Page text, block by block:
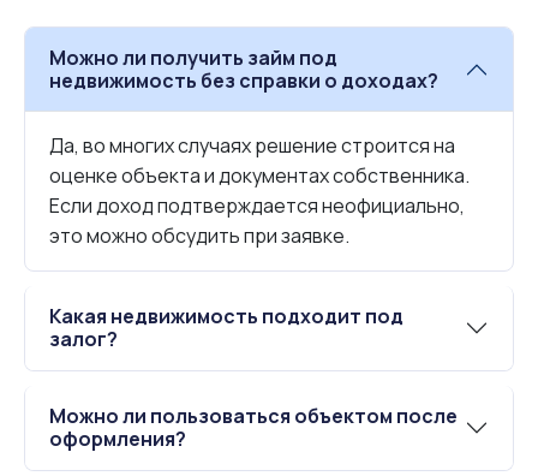
Можно ли получить займ под
недвижимость без справки о доходах?
Да, во многих случаях решение строится на
оценке объекта и документах собственника.
Если доход подтверждается неофициально,
это можно обсудить при заявке.
Какая недвижимость подходит под
залог?
Можно ли пользоваться объектом после
оформления?